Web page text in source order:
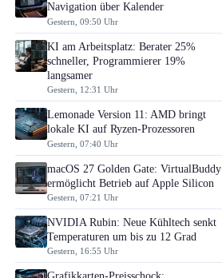
Navigation über Kalender
Gestern, 09:50 Uhr
KI am Arbeitsplatz: Berater 25%
schneller, Programmierer 19%
langsamer
Gestern, 12:31 Uhr
Lemonade Version 11: AMD bringt
lokale KI auf Ryzen-Prozessoren
Gestern, 07:40 Uhr
macOS 27 Golden Gate: VirtualBuddy
ermöglicht Betrieb auf Apple Silicon
Gestern, 07:21 Uhr
NVIDIA Rubin: Neue Kühltech senkt
Temperaturen um bis zu 12 Grad
Gestern, 16:55 Uhr